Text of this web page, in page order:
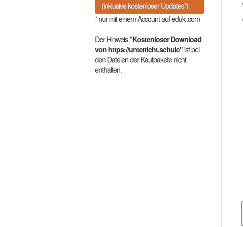
(inklusive kostenloser Updates*)
* nur mit einem Account auf eduki.com
Der Hinweis"Kostenloser Download
von https://unterricht.schule"ist bei
den Dateien der Kaufpakete nicht
enthalten.